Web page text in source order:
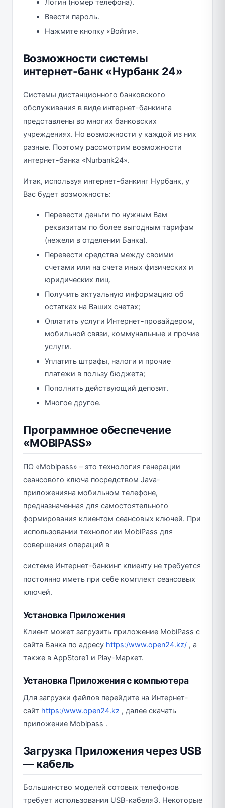
Логин (номер телефона).
Ввести пароль.
Нажмите кнопку «Войти».
Возможности системы
интернет-банк «Нурбанк 24»
Системы дистанционного банковского
обслуживания в виде интернет-банкинга
представлены во многих банковских
учреждениях. Но возможности у каждой из них
разные. Поэтому рассмотрим возможности
интернет-банка «Nurbank24».
Итак, используя интернет-банкинг Нурбанк, у
Вас будет возможность:
Перевести деньги по нужным Вам
реквизитам по более выгодным тарифам
(нежели в отделении Банка).
Перевести средства между своими
счетами или на счета иных физических и
юридических лиц.
Получить актуальную информацию об
остатках на Ваших счетах;
Оплатить услуги Интернет-провайдером,
мобильной связи, коммунальные и прочие
услуги.
Уплатить штрафы, налоги и прочие
платежи в пользу бюджета;
Пополнить действующий депозит.
Многое другое.
Программное обеспечение
«MOBIPASS»
ПО «Mobipass» – это технология генерации
сеансового ключа посредством Java-
приложенияна мобильном телефоне,
предназначенная для самостоятельного
формирования клиентом сеансовых ключей. При
использовании технологии MobiPass для
совершения операций в
системе Интернет-банкинг клиенту не требуется
постоянно иметь при себе комплект сеансовых
ключей.
Установка Приложения
Клиент может загрузить приложение MobiPass с
сайта Банка по адресу https:/www.open24.kz/, а
также в AppStore1 и Play-Маркет.
Установка Приложения с компьютера
Для загрузки файлов перейдите на Интернет-
сайт https:/www.open24.kz , далее скачать
приложение Mobipass .
Загрузка Приложения через USB
— кабель
Большинство моделей сотовых телефонов
требует использования USB-кабеля3. Некоторые